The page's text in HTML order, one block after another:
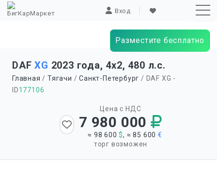
Вход
Разместите бесплатно
DAFXG 2023 года, 4х2, 480 л.с.
Главная /Тягачи /Санкт-Петербург / DAF XG -
ID177106
Цена с НДС
7 980 000
≈ 98 600$, ≈ 85 600€
торг возможен